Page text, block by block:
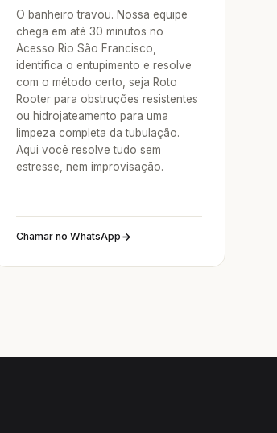
O banheiro travou. Nossa equipe
chega em até 30 minutos no
Acesso Rio São Francisco,
identifica o entupimento e resolve
com o método certo, seja Roto
Rooter para obstruções resistentes
ou hidrojateamento para uma
limpeza completa da tubulação.
Aqui você resolve tudo sem
estresse, nem improvisação.
Chamar no WhatsApp